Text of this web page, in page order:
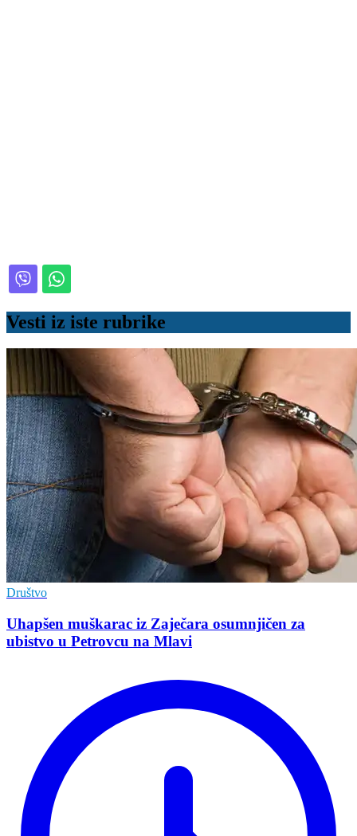
Vesti iz iste rubrike
Društvo
Uhapšen muškarac iz Zaječara osumnjičen za
ubistvo u Petrovcu na Mlavi